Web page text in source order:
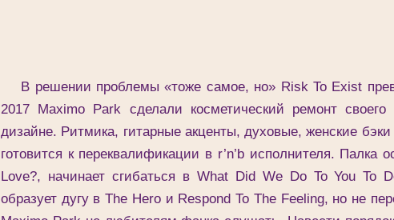
В решении проблемы «тоже самое, но» Risk To Exist
2017 Maximo Park сделали косметический ремонт своего
дизайне. Ритмика, гитарные акценты, духовые, женские
готовится к переквалификации в r’n’b исполнителя. Палка
Love?, начинает сгибаться в What Did We Do To You To
образует дугу в The Hero и Respond To The Feeling, но не